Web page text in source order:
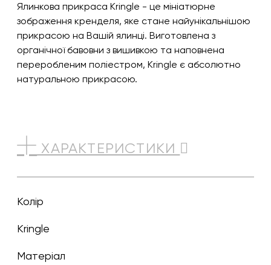
Ялинкова прикраса Kringle - це мініатюрне
зображення кренделя, яке стане найунікальнішою
прикрасою на Вашій ялинці. Виготовлена з
органічної бавовни з вишивкою та наповнена
переробленим поліестром, Kringle є абсолютно
натуральною прикрасою.
ХАРАКТЕРИСТИКИ
Колір
Kringle
Матеріал